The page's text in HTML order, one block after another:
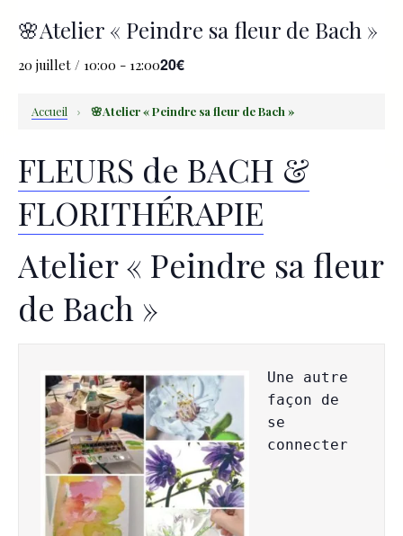
🌸Atelier « Peindre sa fleur de Bach »
20 juillet / 10:00 - 12:0020€
Accueil › 🌸Atelier « Peindre sa fleur de Bach »
FLEURS de BACH &
FLORITHÉRAPIE
Atelier « Peindre sa fleur
de Bach »
Une autre
façon de
se
connecter